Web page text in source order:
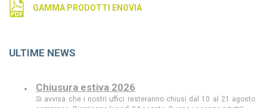
GAMMA PRODOTTI ENOVIA
ULTIME NEWS
Si avvisa che i nostri uffici resteranno chiusi dal 10 al 21 agosto
compreso. Riaprianno lunedì 24 agosto. Buone vacanze a tutti!